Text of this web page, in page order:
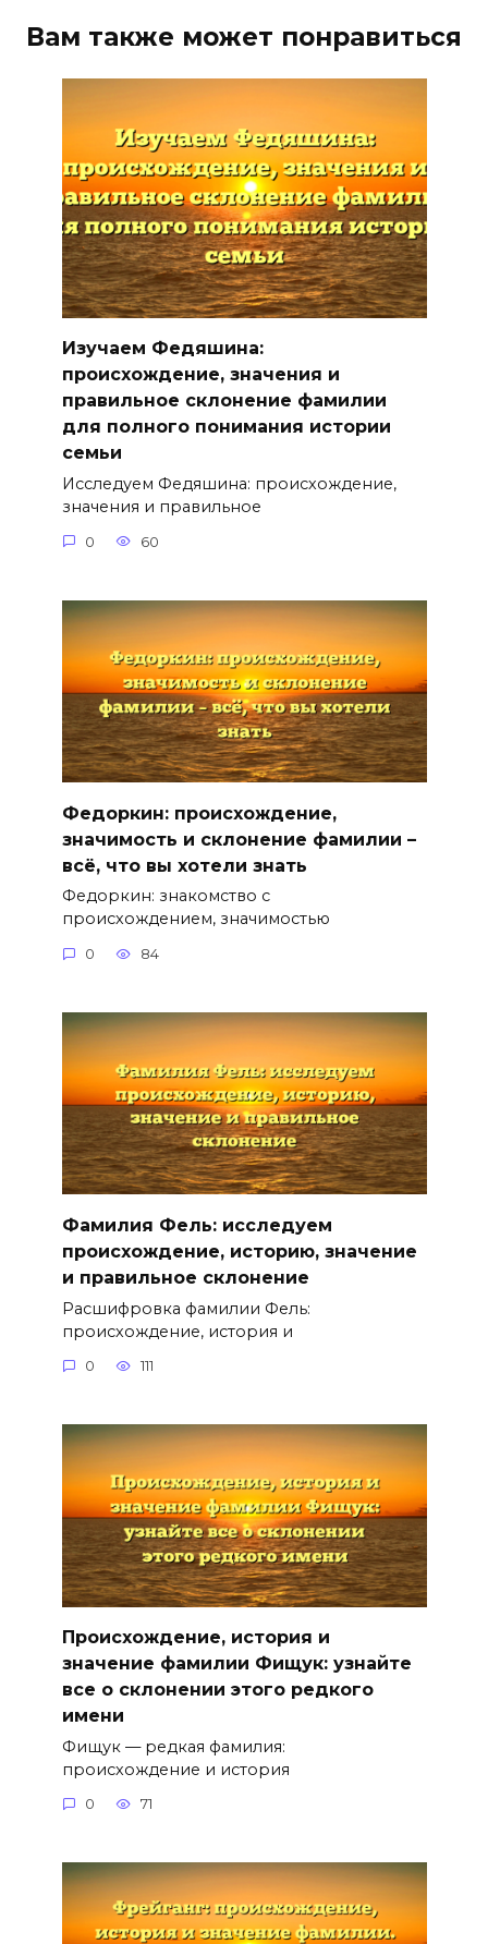
Вам также может понравиться
Изучаем Федяшина:
происхождение, значения и
правильное склонение фамилии
для полного понимания истории
семьи
Исследуем Федяшина: происхождение,
значения и правильное
0 60
Федоркин: происхождение,
значимость и склонение фамилии –
всё, что вы хотели знать
Федоркин: знакомство с
происхождением, значимостью
0 84
Фамилия Фель: исследуем
происхождение, историю, значение
и правильное склонение
Расшифровка фамилии Фель:
происхождение, история и
0 111
Происхождение, история и
значение фамилии Фищук: узнайте
все о склонении этого редкого
имени
Фищук — редкая фамилия:
происхождение и история
0 71